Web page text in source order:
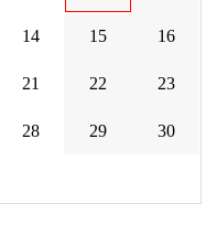
14 15 16
21 22 23
28 29 30